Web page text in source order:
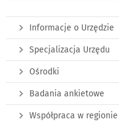
Informacje o Urzędzie
Specjalizacja Urzędu
Ośrodki
Badania ankietowe
Współpraca w regionie